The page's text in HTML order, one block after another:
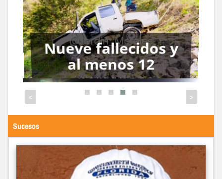
Se incendió unidad
de transporte de la
Línea La Estrella en
la vía Santa Cruz de
Mora - Estanques
< >
Sucesos